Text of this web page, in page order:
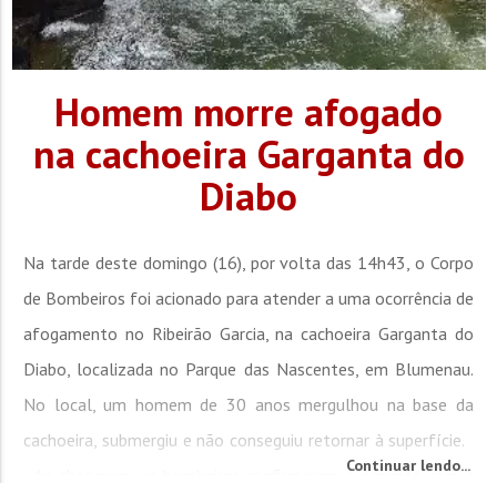
Homem morre afogado
na cachoeira Garganta do
Diabo
Na tarde deste domingo (16), por volta das 14h43, o Corpo
de Bombeiros foi acionado para atender a uma ocorrência de
afogamento no Ribeirão Garcia, na cachoeira Garganta do
Diabo, localizada no Parque das Nascentes, em Blumenau.
No local, um homem de 30 anos mergulhou na base da
cachoeira, submergiu e não conseguiu retornar à superfície.
Ao chegarem, os bombeiros confirmaram o ocorrido com a
Continuar lendo...